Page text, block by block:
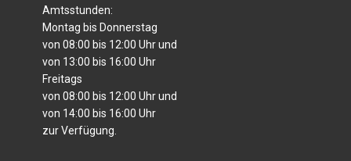
Amtsstunden:
Montag bis Donnerstag
von 08:00 bis 12:00 Uhr und
von 13:00 bis 16:00 Uhr
Freitags
von 08:00 bis 12:00 Uhr und
von 14:00 bis 16:00 Uhr
zur Verfügung.